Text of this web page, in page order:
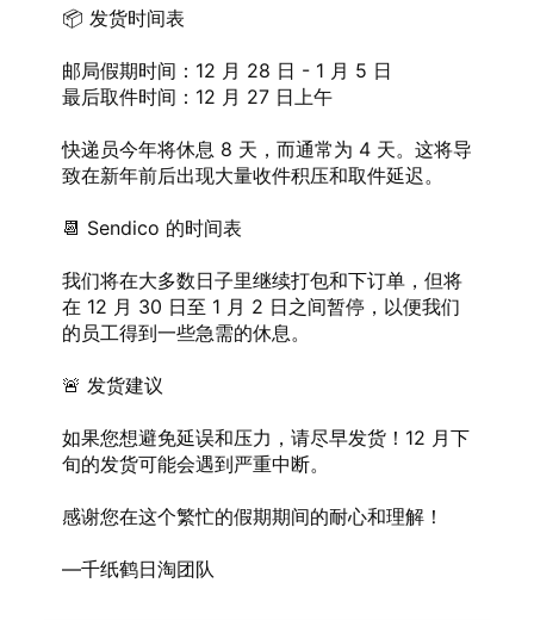
📦 发货时间表
邮局假期时间：12 月 28 日 - 1 月 5 日
最后取件时间：12 月 27 日上午
快递员今年将休息 8 天，而通常为 4 天。这将导
致在新年前后出现大量收件积压和取件延迟。
📆 Sendico 的时间表
我们将在大多数日子里继续打包和下订单，但将
在 12 月 30 日至 1 月 2 日之间暂停，以便我们
的员工得到一些急需的休息。
🚨 发货建议
如果您想避免延误和压力，请尽早发货！12 月下
旬的发货可能会遇到严重中断。
感谢您在这个繁忙的假期期间的耐心和理解！
—千纸鹤日淘团队